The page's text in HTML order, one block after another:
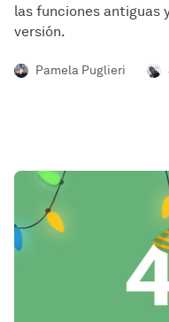
las funciones antiguas
versión.
Pamela Puglieri